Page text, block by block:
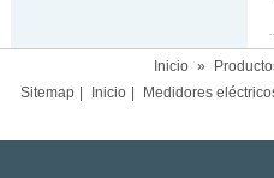
Inicio »
Sitemap
Inicio Medidores